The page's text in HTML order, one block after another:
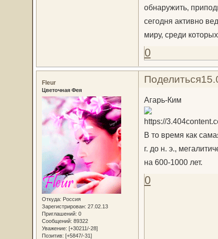
обнаружить,
сегодня активно
миру, среди
0
Поделиться
Fleur
Цветочная Фея
Откуда: Россия
Зарегистрирован: 27.02.13
Приглашений: 0
Сообщений: 89322
Уважение: [+30211/-28]
Позитив: [+5847/-31]
Агарь-Ким
В то время как
г. до н. э.,
на 600-1000 лет.
0